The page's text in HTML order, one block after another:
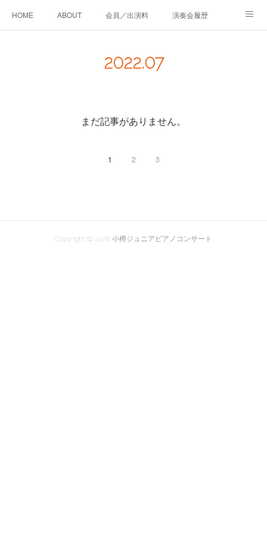
HOME ABOUT 会員／出演料 演奏会履歴
2022.07
まだ記事がありません。
1 2 3
Copyright © 2026 小樽ジュニアピアノコンサート